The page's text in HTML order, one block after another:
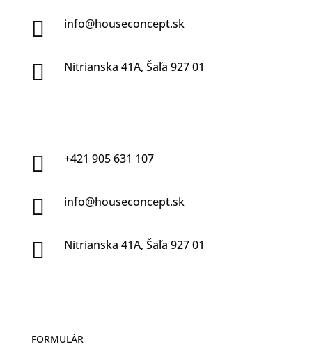
 info@houseconcept.sk
 Nitrianska 41A, Šaľa 927 01
 +421 905 631 107
 info@houseconcept.sk
 Nitrianska 41A, Šaľa 927 01
FORMULÁR